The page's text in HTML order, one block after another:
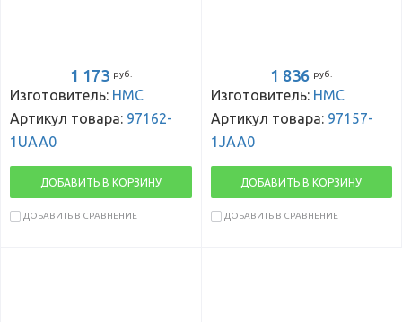
1 173 руб.
Изготовитель: HMC
Артикул товара: 97162-
1UAA0
ДОБАВИТЬ В КОРЗИНУ
ДОБАВИТЬ В СРАВНЕНИЕ
1 836 руб.
Изготовитель: HMC
Артикул товара: 97157-
1JAA0
ДОБАВИТЬ В КОРЗИНУ
ДОБАВИТЬ В СРАВНЕНИЕ